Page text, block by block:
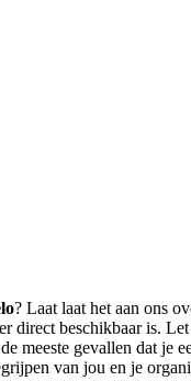
? Laat laat het aan ons
direct beschikbaar is.
meeste gevallen dat je
van jou en je